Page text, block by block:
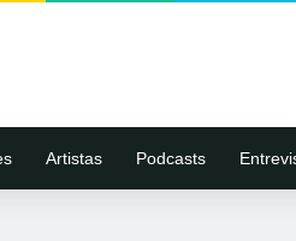
Artistas Podcasts